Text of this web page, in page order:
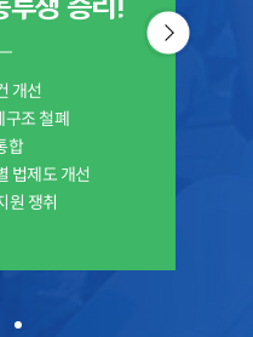
투쟁 승리!
개선
구조 철폐
합
법제도 개선
원 쟁취